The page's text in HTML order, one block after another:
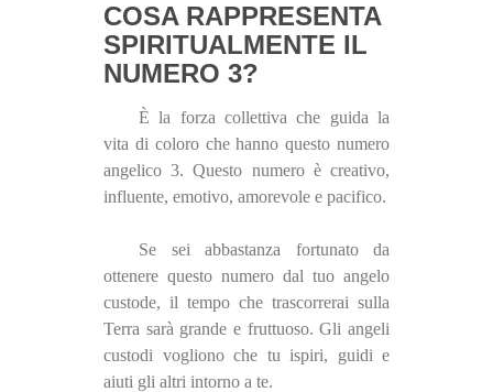
COSA RAPPRESENTA
SPIRITUALMENTE IL
NUMERO 3?
È la forza collettiva che guida la
vita di coloro che hanno questo numero
angelico 3. Questo numero è creativo,
influente, emotivo, amorevole e pacifico.
Se sei abbastanza fortunato da
ottenere questo numero dal tuo angelo
custode, il tempo che trascorrerai sulla
Terra sarà grande e fruttuoso. Gli angeli
custodi vogliono che tu ispiri, guidi e
aiuti gli altri intorno a te.